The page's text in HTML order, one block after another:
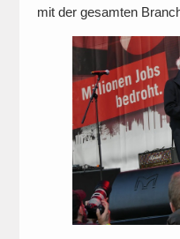
mit der gesamten